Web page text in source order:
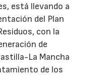
está llevando a
del Plan
con la
de
La Mancha
de los